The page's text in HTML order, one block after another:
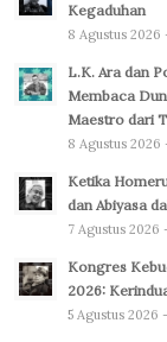
Kegaduhan
8 Agustus 2026
L.K. Ara dan
Membaca
Maestro dari
8 Agustus 2026
Ketika
dan Abiyasa
7 Agustus 2026
Kongres
2026:
5 Agustus 2026